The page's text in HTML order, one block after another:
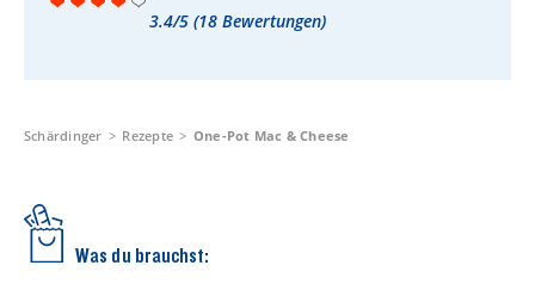
Schärdinger Käseakademie
3.4/5 (18 Bewertungen)
Schärdinger Rezepte One-Pot Mac & Cheese
Was du brauchst: